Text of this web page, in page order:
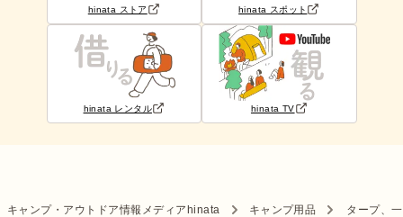
hinata ストア hinata スポット
hinata レンタル hinata TV
キャンプ・アウトドア情報メディアhinata キャンプ用品 タープ、